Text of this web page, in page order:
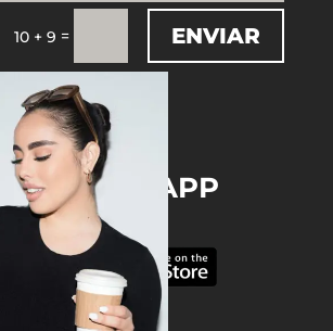
10 + 9 = ENVIAR
THE APP